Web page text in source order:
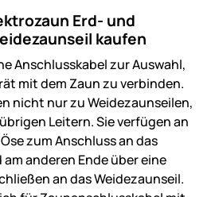
Erd- und
kaufen
Anschlusskabel zur Auswahl,
mit dem Zaun zu verbinden.
nicht nur zu Weidezaunseilen,
Leitern. Sie verfügen an
zum Anschluss an das
anderen Ende über eine
an das Weidezaunseil.